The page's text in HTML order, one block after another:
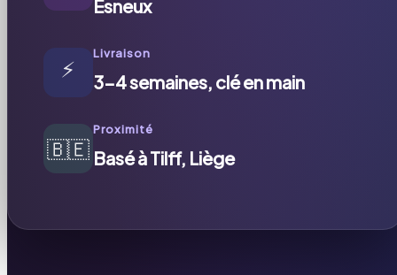
Esneux
⚡
Livraison
3-4 semaines, clé en main
🇧🇪
Proximité
Basé à Tilff, Liège